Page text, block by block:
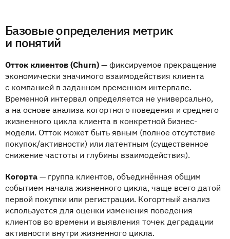
Базовые определения метрик
и понятий
Отток клиентов (Churn) — фиксируемое прекращение
экономически значимого взаимодействия клиента
с компанией в заданном временном интервале.
Временной интервал определяется не универсально,
а на основе анализа когортного поведения и среднего
жизненного цикла клиента в конкретной бизнес-
модели. Отток может быть явным (полное отсутствие
покупок/активности) или латентным (существенное
снижение частоты и глубины взаимодействия).
Когорта — группа клиентов, объединённая общим
событием начала жизненного цикла, чаще всего датой
первой покупки или регистрации. Когортный анализ
используется для оценки изменения поведения
клиентов во времени и выявления точек деградации
активности внутри жизненного цикла.